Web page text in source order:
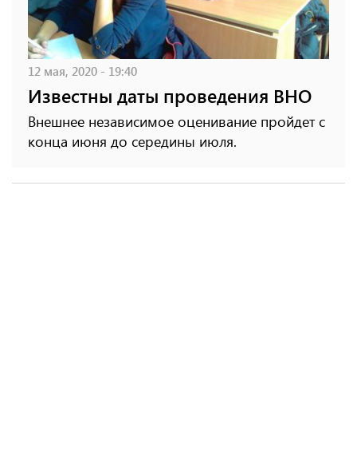
12 мая, 2020 - 19:40
Известны даты проведения ВНО
Внешнее независимое оценивание пройдет с
конца июня до середины июля.